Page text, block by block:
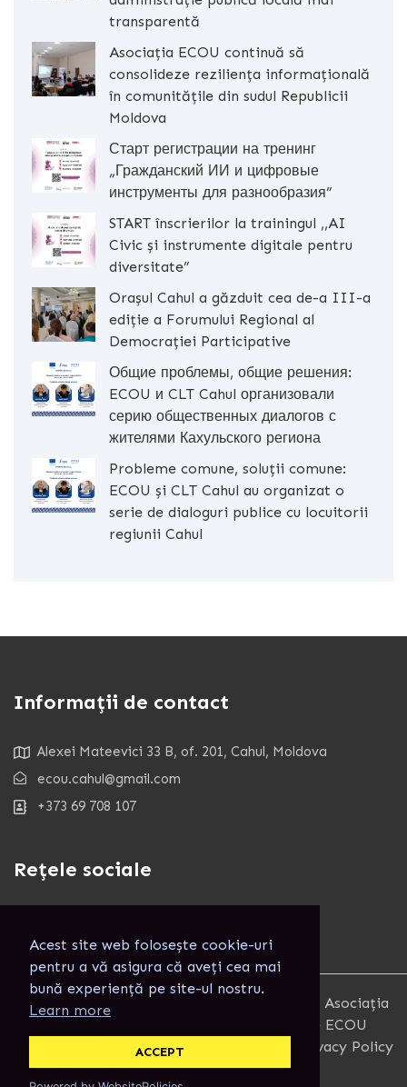
Acest site web folosește cookie-uri
pentru a vă asigura că aveți cea mai
bună experiență pe site-ul nostru.
Learn more
ACCEPT
transparentă
Asociația ECOU continuă să
consolideze reziliența informațională
în comunitățile din sudul Republicii
Moldova
Старт регистрации на тренинг
„Гражданский ИИ и цифровые
инструменты для разнообразия”
START înscrierilor la trainingul ,,AI
Civic și instrumente digitale pentru
diversitate”
Orașul Cahul a găzduit cea de-a III-a
ediție a Forumului Regional al
Democrației Participative
Общие проблемы, общие решения:
ECOU и CLT Cahul организовали
серию общественных диалогов с
жителями Кахульского региона
Probleme comune, soluții comune:
ECOU și CLT Cahul au organizat o
serie de dialoguri publice cu locuitorii
regiunii Cahul
Informații de contact
Alexei Mateevici 33 B, of. 201, Cahul, Moldova
ecou.cahul@gmail.com
+373 69 708 107
Rețele sociale
Copyright 2025. Toate Drepturile rezervate. Asociația
pentru Combaterea Izolării Informaționale ECOU
Terms and Conditions
Privacy Policy